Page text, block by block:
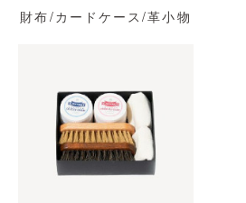
財布/カードケース/革小物